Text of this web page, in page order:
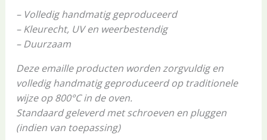
– Volledig handmatig geproduceerd
– Kleurecht, UV en weerbestendig
– Duurzaam
Deze emaille producten worden zorgvuldig en
volledig handmatig geproduceerd op traditionele
wijze op 800°C in de oven.
Standaard geleverd met schroeven en pluggen
(indien van toepassing)